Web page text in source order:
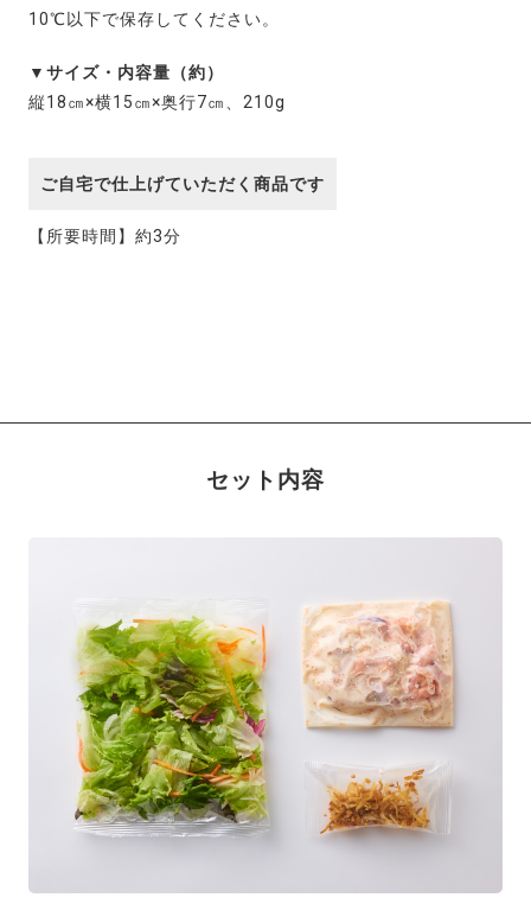
10℃以下で保存してください。
▼サイズ・内容量（約）
縦18㎝×横15㎝×奥行7㎝、210g
ご自宅で仕上げていただく商品です
【所要時間】約3分
セット内容